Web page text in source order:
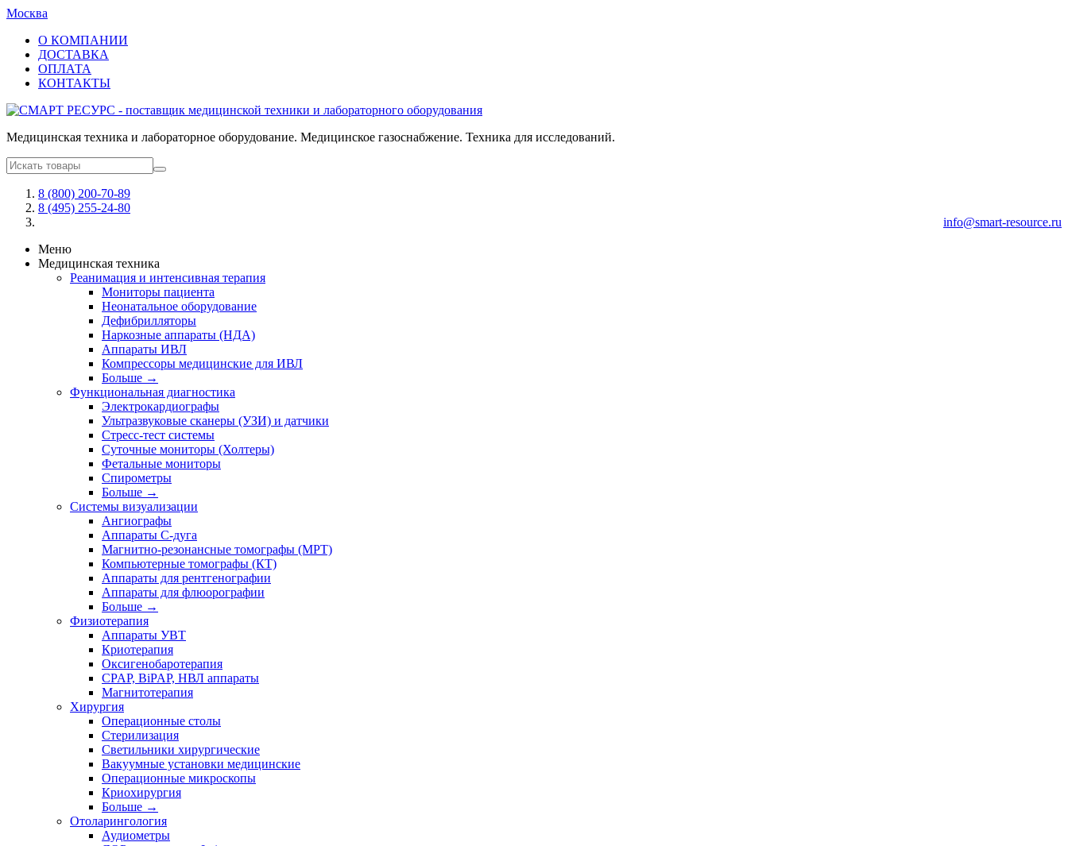
Москва
О КОМПАНИИ
ДОСТАВКА
ОПЛАТА
КОНТАКТЫ
Медицинская техника и лабораторное оборудование. Медицинское газоснабжение. Техника для исследований.
8 (800) 200-70-89
8 (495) 255-24-80
info@smart-resource.ru
Меню
Медицинская техника
Реанимация и интенсивная терапия
Мониторы пациента
Неонатальное оборудование
Дефибрилляторы
Наркозные аппараты (НДА)
Аппараты ИВЛ
Компрессоры медицинские для ИВЛ
Больше →
Функциональная диагностика
Электрокардиографы
Ультразвуковые сканеры (УЗИ) и датчики
Стресс-тест системы
Суточные мониторы (Холтеры)
Фетальные мониторы
Спирометры
Больше →
Системы визуализации
Ангиографы
Аппараты C-дуга
Магнитно-резонансные томографы (МРТ)
Компьютерные томографы (КТ)
Аппараты для рентгенографии
Аппараты для флюорографии
Больше →
Физиотерапия
Аппараты УВТ
Криотерапия
Оксигенобаротерапия
CPAP, BiPAP, НВЛ аппараты
Магнитотерапия
Хирургия
Операционные столы
Стерилизация
Светильники хирургические
Вакуумные установки медицинские
Операционные микроскопы
Криохирургия
Больше →
Отоларингология
Аудиометры